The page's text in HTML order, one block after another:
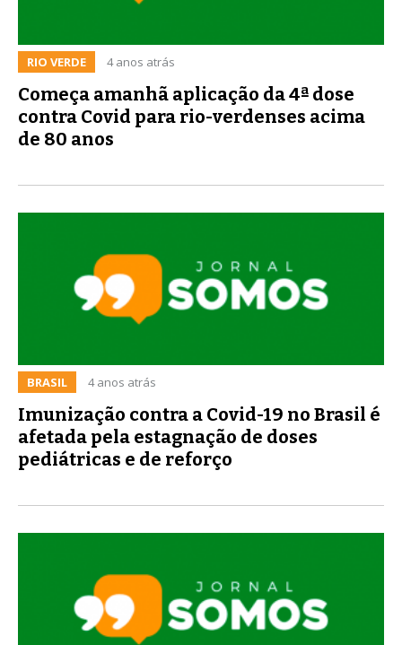
RIO VERDE 4 anos atrás
Começa amanhã aplicação da 4ª dose
contra Covid para rio-verdenses acima
de 80 anos
BRASIL 4 anos atrás
Imunização contra a Covid-19 no Brasil é
afetada pela estagnação de doses
pediátricas e de reforço